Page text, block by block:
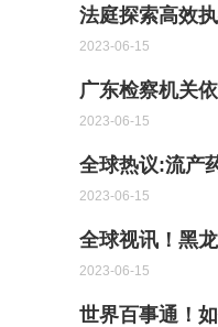
法庭探索高效
2023-06-15
广东检察机关
2023-06-15
全球热议:流产
2023-06-15
全球视讯！黑
2023-06-15
世界百事通！